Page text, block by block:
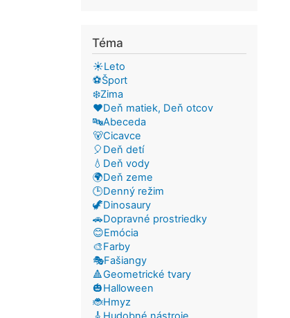
Téma
☀️Leto
⚽Šport
❄️Zima
❤️Deň matiek, Deň otcov
🔤Abeceda
🐻Cicavce
🎈Deň detí
💧Deň vody
🌍Deň zeme
🕒Denný režim
🦖Dinosaury
🚗Dopravné prostriedky
😊Emócia
🎨Farby
🎭Fašiangy
🔺Geometrické tvary
🎃Halloween
🐞Hmyz